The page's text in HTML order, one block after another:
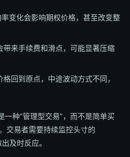
变化会影响期权价格，甚至改变整
带来手续费和滑点，可能显著压缩
格回到原点，中途波动方式不同，
一种“管理型交易”，而不是简单买
交易者需要持续监控头寸的
及时反应。